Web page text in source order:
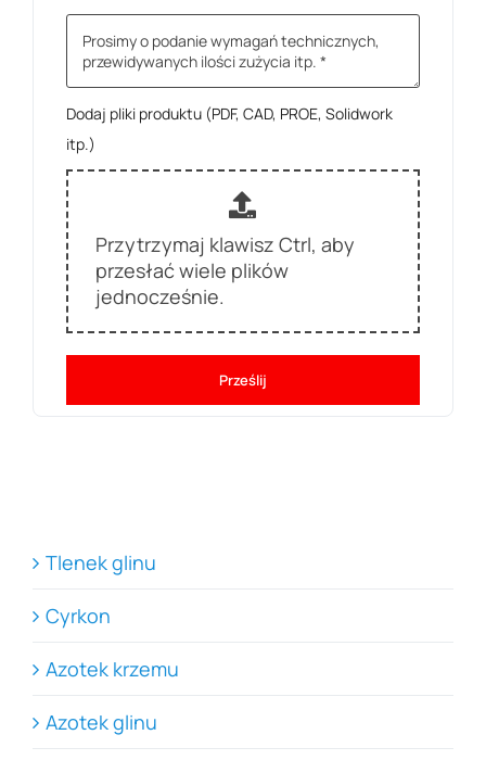
Dodaj pliki produktu (PDF, CAD, PROE, Solidwork
itp.)
Przytrzymaj klawisz Ctrl, aby
przesłać wiele plików
jednocześnie.
Prześlij
Tlenek glinu
Cyrkon
Azotek krzemu
Azotek glinu